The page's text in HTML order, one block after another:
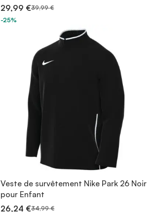
29,99 €39,99 €
-25%
Veste de survêtement Nike Park 26 Noir
pour Enfant
26,24 €34,99 €